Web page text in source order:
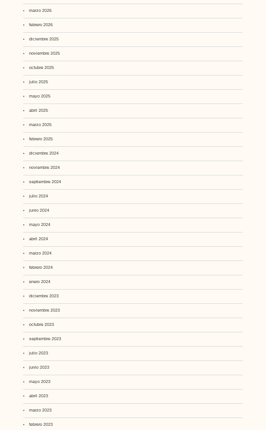
marzo 2026
febrero 2026
diciembre 2025
noviembre 2025
octubre 2025
julio 2025
mayo 2025
abril 2025
marzo 2025
febrero 2025
diciembre 2024
noviembre 2024
septiembre 2024
julio 2024
junio 2024
mayo 2024
abril 2024
marzo 2024
febrero 2024
enero 2024
diciembre 2023
noviembre 2023
octubre 2023
septiembre 2023
julio 2023
junio 2023
mayo 2023
abril 2023
marzo 2023
febrero 2023